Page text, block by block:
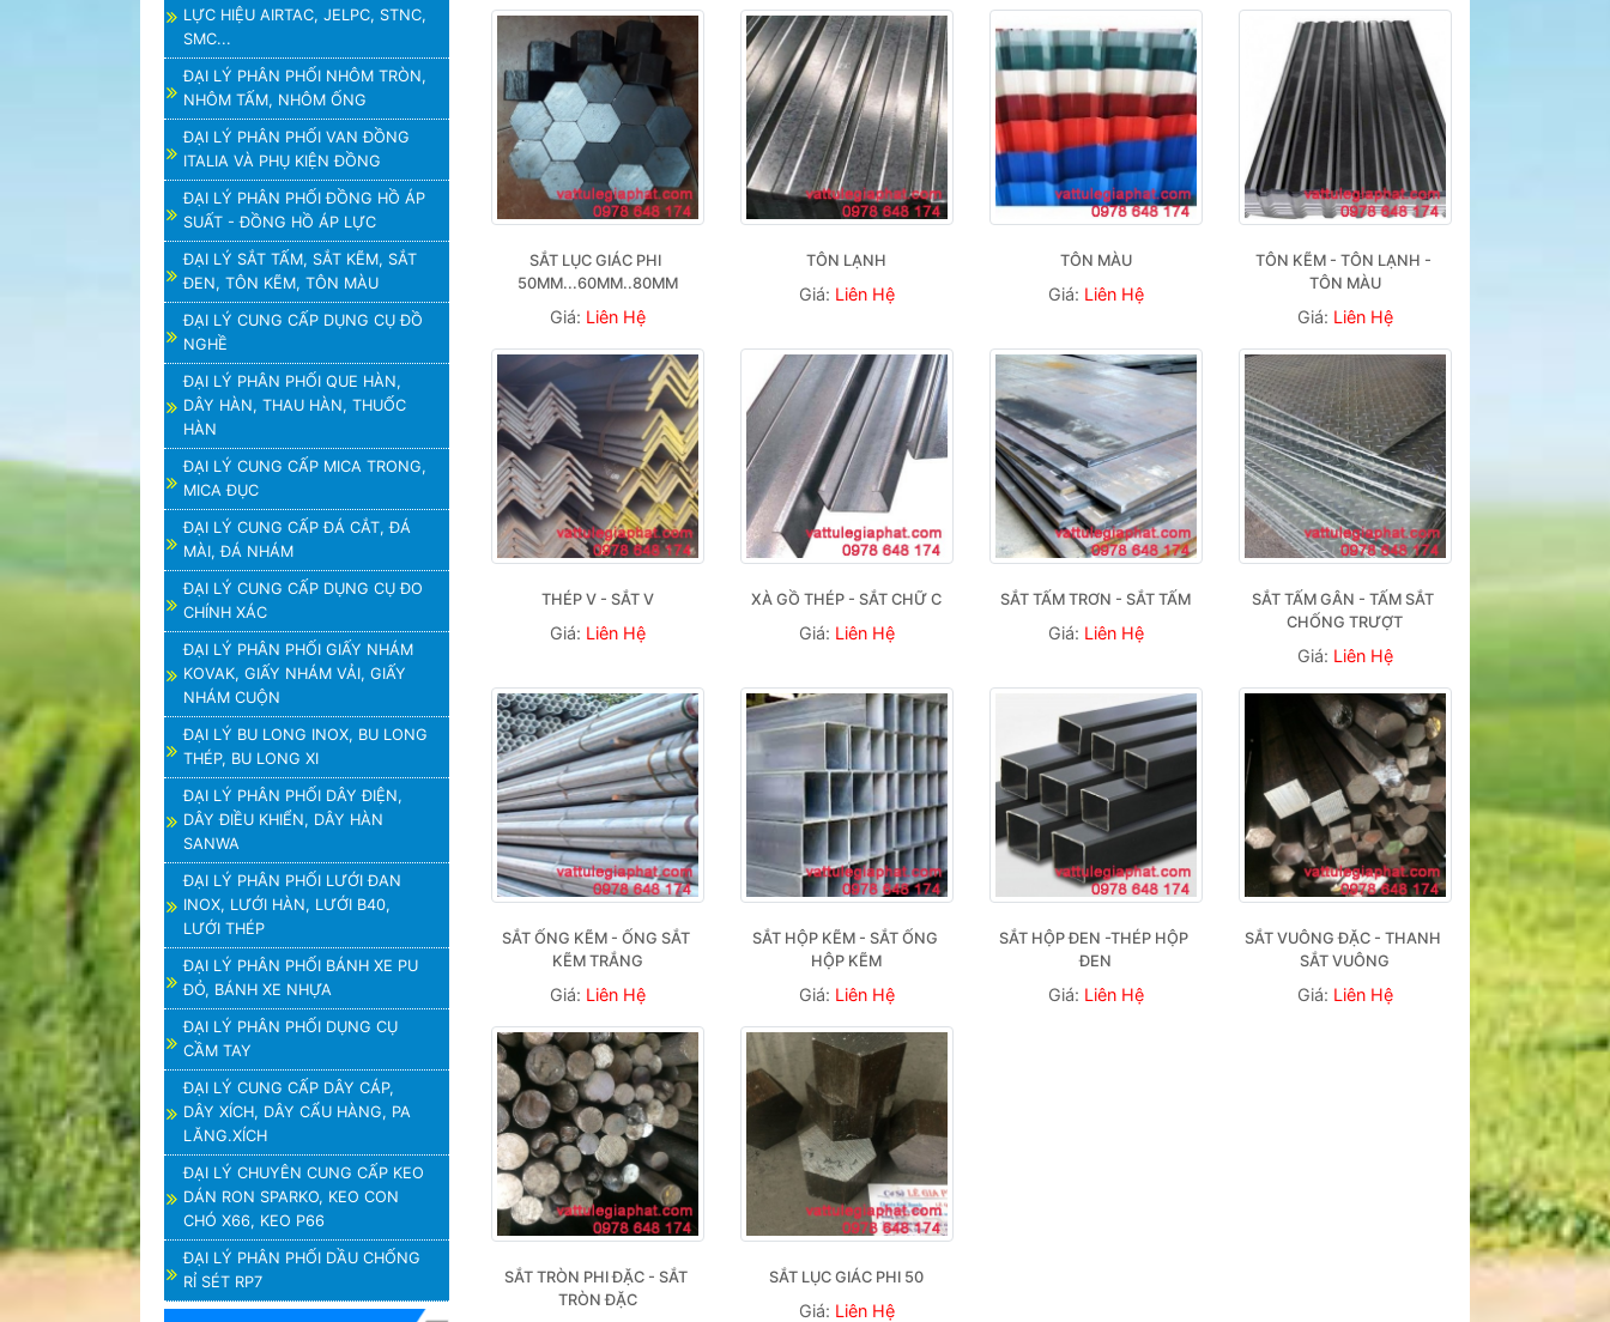
LỰC HIỆU AIRTAC, JELPC, STNC,
SMC...
ĐẠI LÝ PHÂN PHỐI NHÔM TRÒN,
NHÔM TẤM, NHÔM ỐNG
ĐẠI LÝ PHÂN PHỐI VAN ĐỒNG
ITALIA VÀ PHỤ KIỆN ĐỒNG
ĐẠI LÝ PHÂN PHỐI ĐỒNG HỒ ÁP
SUẤT - ĐỒNG HỒ ÁP LỰC
ĐẠI LÝ SẮT TẤM, SẮT KẼM, SẮT
ĐEN, TÔN KẼM, TÔN MÀU
ĐẠI LÝ CUNG CẤP DỤNG CỤ ĐỒ
NGHỀ
ĐẠI LÝ PHÂN PHỐI QUE HÀN,
DÂY HÀN, THAU HÀN, THUỐC
HÀN
ĐẠI LÝ CUNG CẤP MICA TRONG,
MICA ĐỤC
ĐẠI LÝ CUNG CẤP ĐÁ CẮT, ĐÁ
MÀI, ĐÁ NHÁM
ĐẠI LÝ CUNG CẤP DỤNG CỤ ĐO
CHÍNH XÁC
ĐẠI LÝ PHÂN PHỐI GIẤY NHÁM
KOVAK, GIẤY NHÁM VẢI, GIẤY
NHÁM CUỘN
ĐẠI LÝ BU LONG INOX, BU LONG
THÉP, BU LONG XI
ĐẠI LÝ PHÂN PHỐI DÂY ĐIỆN,
DÂY ĐIỀU KHIỂN, DÂY HÀN
SANWA
ĐẠI LÝ PHÂN PHỐI LƯỚI ĐAN
INOX, LƯỚI HÀN, LƯỚI B40,
LƯỚI THÉP
ĐẠI LÝ PHÂN PHỐI BÁNH XE PU
ĐỎ, BÁNH XE NHỰA
ĐẠI LÝ PHÂN PHỐI DỤNG CỤ
CẦM TAY
ĐẠI LÝ CUNG CẤP DÂY CÁP,
DÂY XÍCH, DÂY CẨU HÀNG, PA
LĂNG.XÍCH
ĐẠI LÝ CHUYÊN CUNG CẤP KEO
DÁN RON SPARKO, KEO CON
CHÓ X66, KEO P66
ĐẠI LÝ PHÂN PHỐI DẦU CHỐNG
RỈ SÉT RP7
SẮT LỤC GIÁC PHI
50MM...60MM..80MM
Giá: Liên Hệ
TÔN LẠNH
Giá: Liên Hệ
TÔN MÀU
Giá: Liên Hệ
TÔN KẼM - TÔN LẠNH -
TÔN MÀU
Giá: Liên Hệ
THÉP V - SẮT V
Giá: Liên Hệ
XÀ GỒ THÉP - SẮT CHỮ C
Giá: Liên Hệ
SẮT TẤM TRƠN - SẮT TẤM
Giá: Liên Hệ
SẮT TẤM GÂN - TẤM SẮT
CHỐNG TRƯỢT
Giá: Liên Hệ
SẮT ỐNG KẼM - ỐNG SẮT
KẼM TRẮNG
Giá: Liên Hệ
SẮT HỘP KẼM - SẮT ỐNG
HỘP KẼM
Giá: Liên Hệ
SẮT HỘP ĐEN -THÉP HỘP
ĐEN
Giá: Liên Hệ
SẮT VUÔNG ĐẶC - THANH
SẮT VUÔNG
Giá: Liên Hệ
SẮT TRÒN PHI ĐẶC - SẮT
TRÒN ĐẶC
SẮT LỤC GIÁC PHI 50
Giá: Liên Hệ